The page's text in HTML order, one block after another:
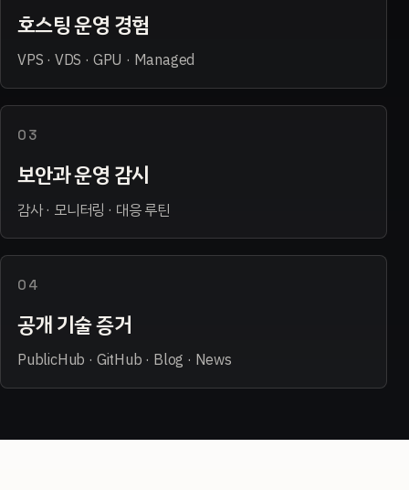
호스팅 운영 경험
VPS · VDS · GPU · Managed
03
보안과 운영 감시
감사 · 모니터링 · 대응 루틴
04
공개 기술 증거
PublicHub · GitHub · Blog · News